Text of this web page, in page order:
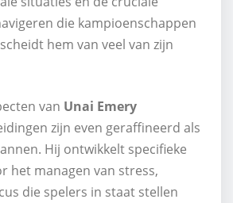
die kampioenschappen
hem van veel van zijn
van Unai Emery
zijn even geraffineerd als
Hij ontwikkelt specifieke
het managen van stress,
die spelers in staat stellen